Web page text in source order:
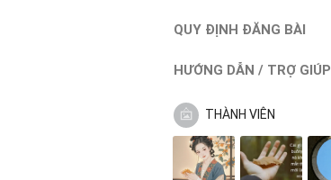
QUY ĐỊNH ĐĂNG BÀI
HƯỚNG DẪN / TRỢ GIÚP
THÀNH VIÊN